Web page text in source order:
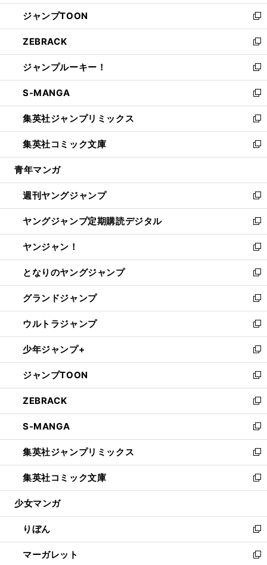
開
く
ウ
で
開
く
ン
ド
ウ
で
開
く
ウ
ィ
ン
ド
ウ
で
開
く
し
い
ウ
ィ
ン
ド
ウ
で
開
く
ジャンプTOON
新
し
い
ウ
ィ
ン
ド
ウ
で
開
く
ZEBRACK
新
し
い
ウ
ィ
ン
ド
ウ
で
開
ジャンプルーキー！
新
し
い
ウ
ィ
ン
ド
ウ
開
く
S-MANGA
新
し
い
ウ
ィ
ン
ウ
で
開
く
集英社ジャンプリミックス
新
し
い
ウ
ン
ド
ウ
で
開
く
集英社コミック文庫
新
し
ウ
ィ
ン
ド
ウ
で
開
く
青年マンガ
週刊ヤングジャンプ
新
し
い
ウ
ィ
ン
ド
ウ
で
開
く
ヤングジャンプ定期購読デジタル
新
し
い
ウ
ィ
ン
ド
ウ
で
開
く
ヤンジャン！
新
し
い
ウ
ィ
ン
ド
ウ
で
開
く
となりのヤングジャンプ
新
し
い
ウ
ィ
ン
ド
ウ
で
開
く
グランドジャンプ
新
し
い
ウ
ィ
ン
ド
ウ
で
開
く
ウルトラジャンプ
新
し
い
ウ
ィ
ン
ド
ウ
で
開
く
少年ジャンプ+
新
し
い
ウ
ィ
ン
ド
ウ
で
開
く
ジャンプTOON
新
し
い
ウ
ィ
ン
ド
ウ
で
開
ZEBRACK
新
し
い
ウ
ィ
ン
ド
ウ
開
く
S-MANGA
新
し
い
ウ
ィ
ン
ウ
で
開
く
集英社ジャンプリミックス
新
し
い
ウ
ン
ド
ウ
で
集英社コミック文庫
新
し
ウ
ィ
ン
ド
少女マンガ
りぼん
新
し
い
マーガレット
新